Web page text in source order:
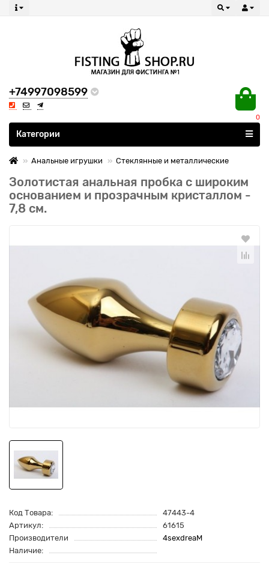
+74997098599
0
Все категории
Категории
Анальные игрушки Стеклянные и металлические
Золотистая анальная пробка с широким
основанием и прозрачным кристаллом -
7,8 см.
Код Товара:
47443-4
Артикул:
61615
Производители
4sexdreaM
Наличие: